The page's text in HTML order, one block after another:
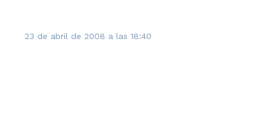
23 de abril de 2008 a las 18:40